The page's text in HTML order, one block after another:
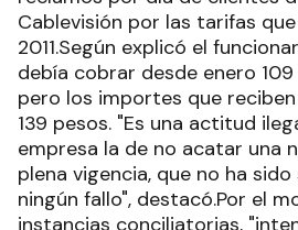
Cablevisión por las tarifas
2011.Según explicó el
debía cobrar desde enero
pero los importes que
139 pesos. "Es una actitud
empresa la de no acatar una
plena vigencia, que no ha
ningún fallo", destacó.Por el
instancias conciliatorias,